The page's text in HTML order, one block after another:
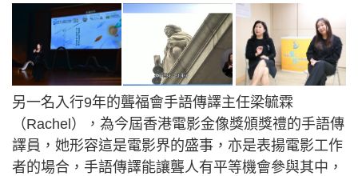
另一名入行9年的聾福會手語傳譯主任梁毓霖
（Rachel），為今屆香港電影金像獎頒獎禮的手語傳
譯員，她形容這是電影界的盛事，亦是表揚電影工作
者的場合，手語傳譯能讓聾人有平等機會參與其中，